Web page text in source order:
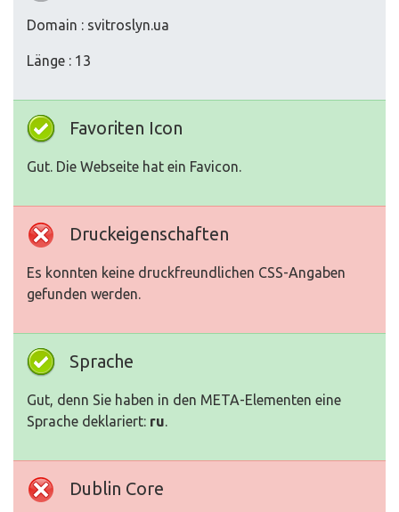
Domain : svitroslyn.ua
Länge : 13
Favoriten Icon
Gut. Die Webseite hat ein Favicon.
Druckeigenschaften
Es konnten keine druckfreundlichen CSS-Angaben
gefunden werden.
Sprache
Gut, denn Sie haben in den META-Elementen eine
Sprache deklariert: ru.
Dublin Core